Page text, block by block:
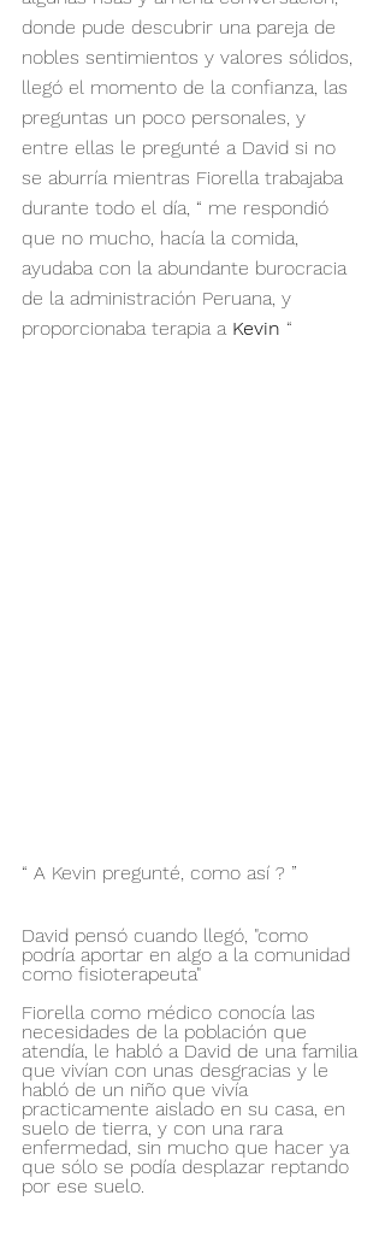
donde pude descubrir una pareja de
nobles sentimientos y valores sólidos,
llegó el momento de la confianza, las
preguntas un poco personales, y
entre ellas le pregunté a David si no
se aburría mientras Fiorella trabajaba
durante todo el día, “ me respondió
que no mucho, hacía la comida,
ayudaba con la abundante burocracia
de la administración Peruana, y
proporcionaba terapia a Kevin “
“ A Kevin pregunté, como así ? ”
David pensó cuando llegó, "como
podría aportar en algo a la comunidad
como fisioterapeuta"
Fiorella como médico conocía las
necesidades de la población que
atendía, le habló a David de una familia
que vivían con unas desgracias y le
habló de un niño que vivía
practicamente aislado en su casa, en
suelo de tierra, y con una rara
enfermedad, sin mucho que hacer ya
que sólo se podía desplazar reptando
por ese suelo.